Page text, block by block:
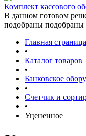
Комплект кассового
В данном готовом
подобраны подобраны
Главная страница
•
Каталог товаров
•
Банковское
•
Счетчик и
•
Уцененное